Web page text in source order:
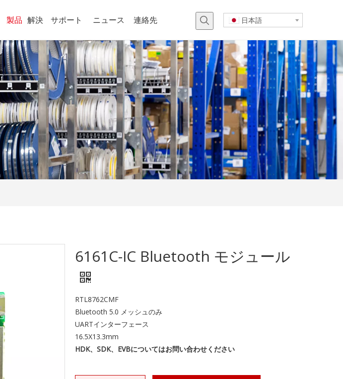
製品 解決 サポート ニュース 連絡先 日本語
6161C-IC Bluetooth モジュール
RTL8762CMF
Bluetooth 5.0 メッシュのみ
UARTインターフェース
16.5X13.3mm
HDK、SDK、EVBについてはお問い合わせください